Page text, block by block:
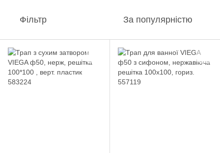
Фільтр За популярністю